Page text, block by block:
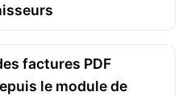
factures PDF
le module de